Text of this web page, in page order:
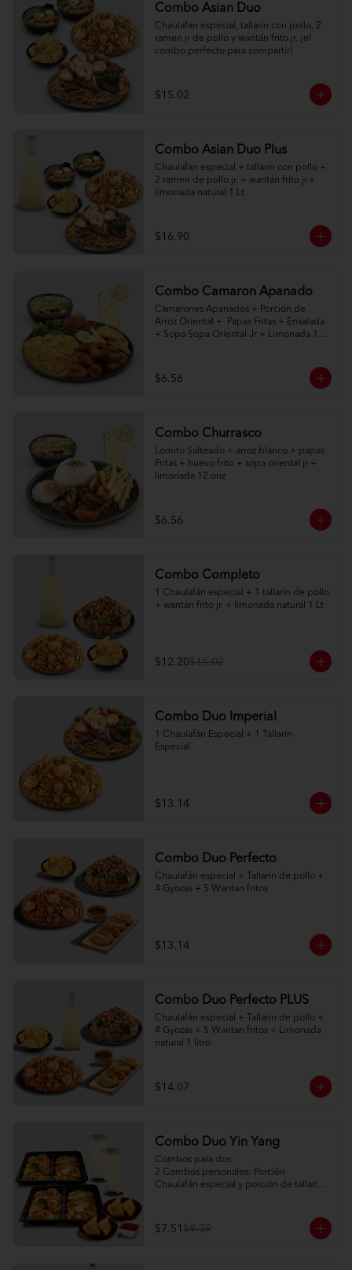
Combo Asian Duo
Chaulafan especial, tallarín con pollo, 2
ramen jr de pollo y wantán frito jr. ¡el
combo perfecto para compartir!
$15.02
Combo Asian Duo Plus
Chaulafan especial + tallarín con pollo +
2 ramen de pollo jr. + wantán frito jr.+
limonada natural 1 Lt
$16.90
Combo Camaron Apanado
Camarones Apanados + Porción de
Arroz Oriental +  Papas Fritas + Ensalada
+ Sopa Sopa Oriental Jr + Limonada 12
$6.56
Combo Churrasco
Lomito Salteado + arroz blanco + papas
Fritas + huevo frito + sopa oriental jr +
limonada 12 onz
$6.56
Combo Completo
1 Chaulafán especial + 1 tallarín de pollo
+ wantán frito jr. + limonada natural 1 Lt
$12.20$15.02
Combo Duo Imperial
1 Chaulafán Especial + 1 Tallarín
Especial
$13.14
Combo Duo Perfecto
Chaulafán especial + Tallarín de pollo +
4 Gyozas + 5 Wantan fritos
$13.14
Combo Duo Perfecto PLUS
Chaulafán especial + Tallarín de pollo +
4 Gyozas + 5 Wantan fritos + Limonada
natural 1 litro
$14.07
Combo Duo Yin Yang
Combos para dos:
2 Combos personales: Porción
Chaulafán especial y porción de tallarín
agridulce
2 limonadas naturales 250ml
$7.51 $9.39